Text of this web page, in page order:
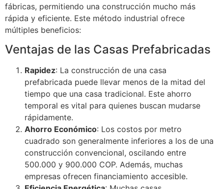
fábricas, permitiendo una construcción mucho más
rápida y eficiente. Este método industrial ofrece
múltiples beneficios:
Ventajas de las Casas Prefabricadas
Rapidez: La construcción de una casa
prefabricada puede llevar menos de la mitad del
tiempo que una casa tradicional. Este ahorro
temporal es vital para quienes buscan mudarse
rápidamente.
Ahorro Económico: Los costos por metro
cuadrado son generalmente inferiores a los de una
construcción convencional, oscilando entre
500.000 y 900.000 COP. Además, muchas
empresas ofrecen financiamiento accesible.